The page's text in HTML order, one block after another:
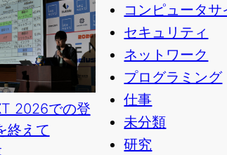
2026での登
終えて
コンピュータサ
セキュリティ
ネットワーク
プログラミング
仕事
未分類
研究